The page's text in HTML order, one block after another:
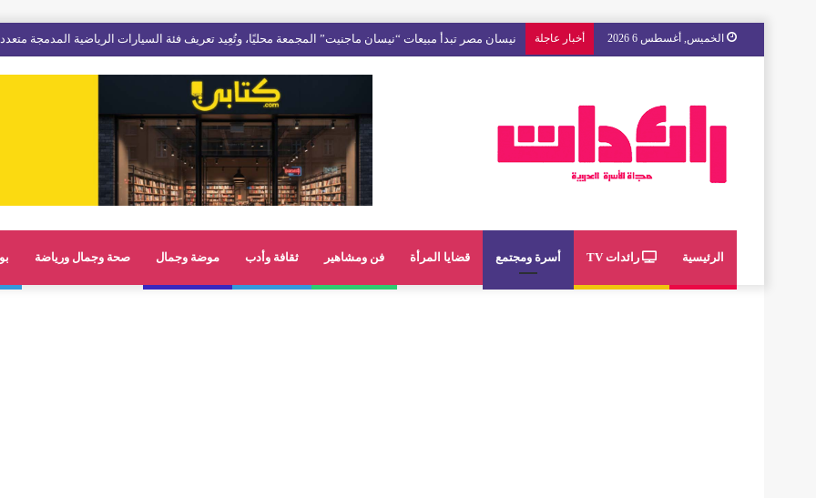
الخميس, أغسطس 6 2026 أخبار عاجلة مع « The Next Ad » ، إنوي يُسند حملته الإعلانية المقبلة إلى الشباب المغربي
الرئيسية رائدات TV أسرة ومجتمع قضايا المرأة فن ومشاهير ثقافة وأدب موضة وجمال صحة وجمال ورياضة